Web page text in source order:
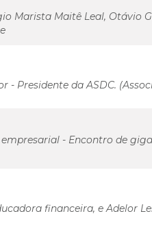
Marista Maitê Leal, Otávio
- Presidente da ASDC.
- Encontro de
financeira, e Adelor